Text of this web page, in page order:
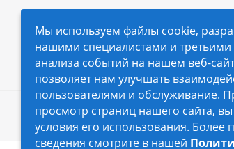
2026 © Автопилот - интернет-
Мы используем файлы cookie,
нашими специалистами и
анализа событий на нашем веб-
позволяет нам улучшать
пользователями и обслуживание.
просмотр страниц нашего сайта,
условия его использования. Более
сведения смотрите в нашей